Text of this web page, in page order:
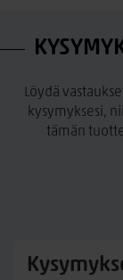
Löydä
kysymyksesi,
tämän